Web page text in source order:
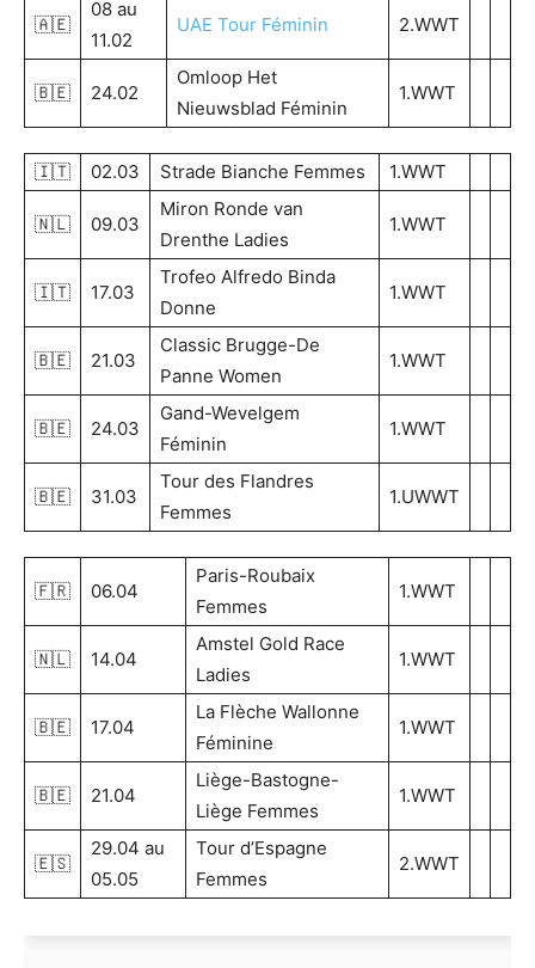
🇦🇪
08 au
11.02
UAE Tour Féminin 2.WWT
🇧🇪 24.02
Omloop Het
Nieuwsblad Féminin
1.WWT
🇮🇹 02.03 Strade Bianche Femmes 1.WWT
🇳🇱 09.03
Miron Ronde van
Drenthe Ladies
1.WWT
🇮🇹 17.03
Trofeo Alfredo Binda
Donne
1.WWT
🇧🇪 21.03
Classic Brugge-De
Panne Women
1.WWT
🇧🇪 24.03
Gand-Wevelgem
Féminin
1.WWT
🇧🇪 31.03
Tour des Flandres
Femmes
1.UWWT
🇫🇷 06.04
Paris-Roubaix
Femmes
1.WWT
🇳🇱 14.04
Amstel Gold Race
Ladies
1.WWT
🇧🇪 17.04
La Flèche Wallonne
Féminine
1.WWT
🇧🇪 21.04
Liège-Bastogne-
Liège Femmes
1.WWT
🇪🇸
29.04 au
05.05
Tour d’Espagne
Femmes
2.WWT